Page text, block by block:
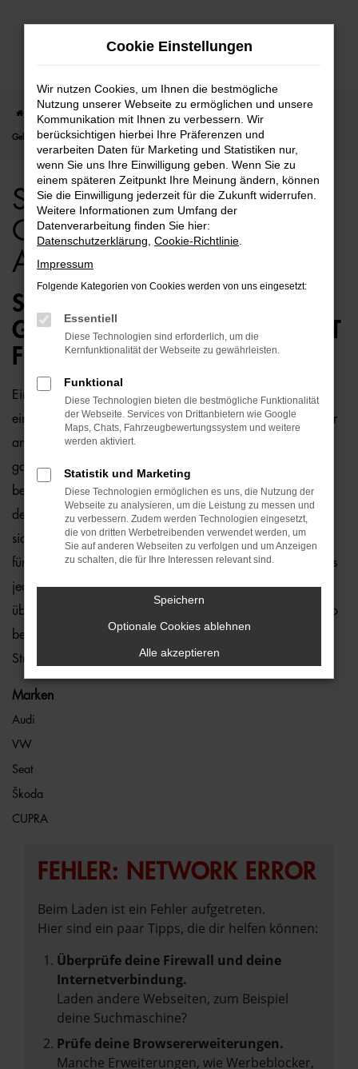
Zum
Startseite Hamburg Seat Seat Ibiza für Hamburg
Gebrauchtwagen Top Angebote
Seat Ibiza für Hamburg
Gebrauchtwagen Top
Angebote
SEAT IBIZA
GEBRAUCHTWAGEN – PERFEKT
FÜR HAMBURG GEEIGNET
Ein Seat Ibiza Gebrauchtwagen und Hamburg passen
einfach perfekt zusammen. Dies ließe sich natürlich auch für
andere Orte sagen, denn dieses Modell überzeugt auf
ganzer Linie. Wir von der Auto-Familie Ostermaier arbeiten
bereits seit vielen Jahren mit Seat und sind von der Qualität
der Fahrzeuge begeistert. Dennoch gehen wir auf Nummer
sicher und schauen bei jedem Seat Ibiza Gebrauchtwagen
für Hamburg genauestens nach. Konkret bedeutet dies, dass
jedes Auto in unserer Meisterwerkstatt gastiert und dort
überprüft und ggf. repariert und gewartet wird. Unser Credo
besteht darin, dass wir nur erstklassige Fahrzeuge auf die
Straßen von Hamburg lassen. Ohne „Wenn und Aber“.
Marken
Audi
VW
Seat
Škoda
CUPRA
FEHLER: NETWORK ERROR
Beim Laden ist ein Fehler aufgetreten.
Hier sind ein paar Tipps, die dir helfen können:
Überprüfe deine Firewall und deine
Internetverbindung.
Laden andere Webseiten, zum Beispiel
deine Suchmaschine?
Prüfe deine Browsererweiterungen.
Manche Erweiterungen, wie Werbeblocker,
Cookie Einstellungen
Wir nutzen Cookies, um Ihnen die bestmögliche
Nutzung unserer Webseite zu ermöglichen und unsere
Kommunikation mit Ihnen zu verbessern. Wir
berücksichtigen hierbei Ihre Präferenzen und
verarbeiten Daten für Marketing und Statistiken nur,
wenn Sie uns Ihre Einwilligung geben. Wenn Sie zu
einem späteren Zeitpunkt Ihre Meinung ändern, können
Sie die Einwilligung jederzeit für die Zukunft widerrufen.
Weitere Informationen zum Umfang der
Datenverarbeitung finden Sie hier:
Datenschutzerklärung Cookie-Richtlinie
Impressum
Folgende Kategorien von Cookies werden von uns eingesetzt:
Essentiell
Diese Technologien sind erforderlich, um die
Kernfunktionalität der Webseite zu gewährleisten.
Funktional
Diese Technologien bieten die bestmögliche Funktionalität
der Webseite. Services von Drittanbietern wie Google
Maps, Chats, Fahrzeugbewertungssystem und weitere
werden aktiviert.
Statistik und Marketing
Diese Technologien ermöglichen es uns, die Nutzung der
Webseite zu analysieren, um die Leistung zu messen und
zu verbessern. Zudem werden Technologien eingesetzt,
die von dritten Werbetreibenden verwendet werden, um
Sie auf anderen Webseiten zu verfolgen und um Anzeigen
zu schalten, die für Ihre Interessen relevant sind.
Speichern
Optionale Cookies ablehnen
Alle akzeptieren